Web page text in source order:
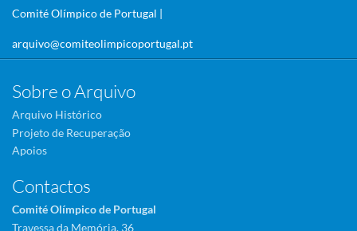
Comité Olímpico de Portugal |
arquivo@comiteolimpicoportugal.pt
Sobre o Arquivo
Arquivo Histórico
Projeto de Recuperação
Apoios
Contactos
Comité Olímpico de Portugal
Travessa da Memória, 36